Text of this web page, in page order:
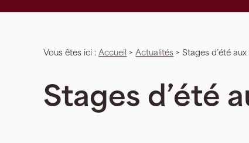
Vous êtes ici : Accueil >Actualités > Stages d’été
Stages d’été